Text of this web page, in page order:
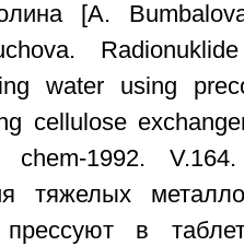
[A.
water using
cellulose
chem-1992.
тяжелых
в